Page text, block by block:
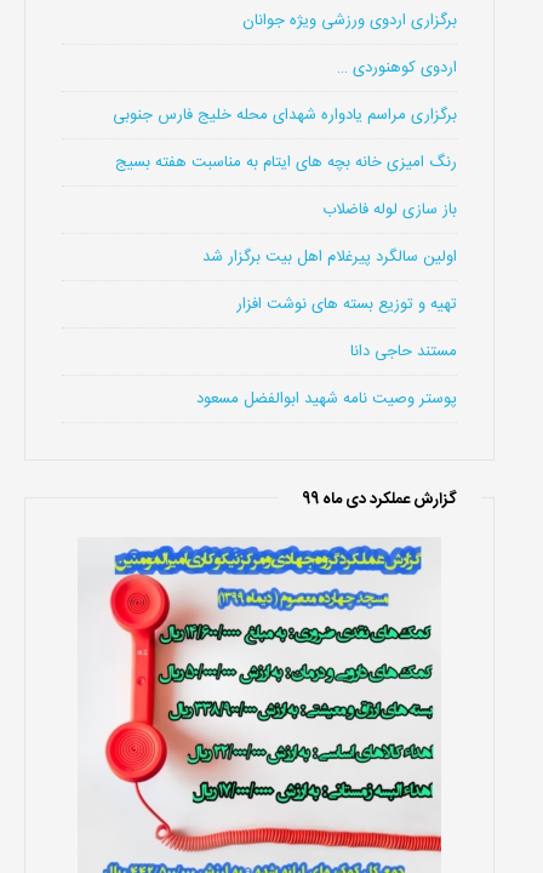
برگزاری اردوی ورزشی ویژه جوانان
اردوی کوهنوردی …
برگزاری مراسم یادواره شهدای محله خلیج فارس جنوبی
رنگ امیزی خانه بچه های ایتام به مناسبت هفته بسیج
باز سازی لوله فاضلاب
اولین سالگرد پیرغلام اهل بیت برگزار شد
تهیه و توزیع بسته های نوشت افزار
مستند حاجی دانا
پوستر وصیت نامه شهید ابوالفضل مسعود
گزارش عملکرد دی ماه 99